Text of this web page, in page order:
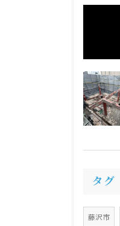
タグ
藤沢市